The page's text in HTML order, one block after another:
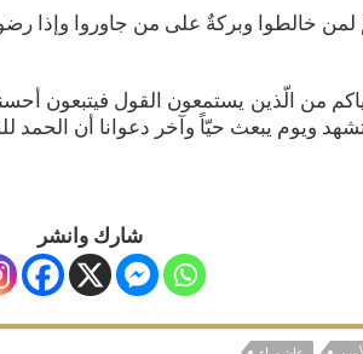
لمن خالطوا وبركةٌ على من جاوروا وإذا
من الّذين يستمعون القول فيتبعون
ويوم يبعث حيّاً وآخر دعوانا أن الحمد
شارك وانشر